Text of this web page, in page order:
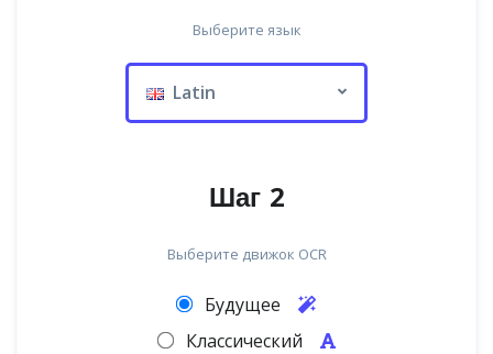
Выберите язык
Latin
Шаг 2
Выберите движок OCR
Будущее
Классический